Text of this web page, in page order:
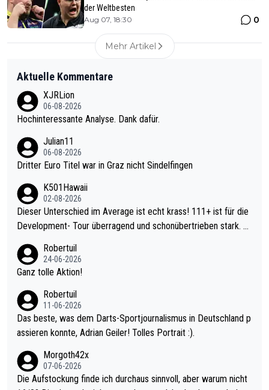
der Weltbesten
Aug 07, 18:30 0
Mehr Artikel
Aktuelle Kommentare
XJRLion
06-08-2026
Hochinteressante Analyse. Dank dafür.
Julian11
06-08-2026
Dritter Euro Titel war in Graz nicht Sindelfingen
K501Hawaii
02-08-2026
Dieser Unterschied im Average ist echt krass! 111+ ist für die
Development- Tour überragend und schonübertrieben stark. U
mal 40+ erst recht. Da gewinnst keinen Blumentopf - ist ja noc
h krasser wie ein Pokalspiel eines Kreisligisten vs einem Bund
Robertuil
24-06-2026
Ganz tolle Aktion!
Robertuil
11-06-2026
Das beste, was dem Darts-Sportjournalismus in Deutschland p
assieren konnte, Adrian Geiler! Tolles Portrait :).
Morgoth42x
07-06-2026
Die Aufstockung finde ich durchaus sinnvoll, aber warum nicht